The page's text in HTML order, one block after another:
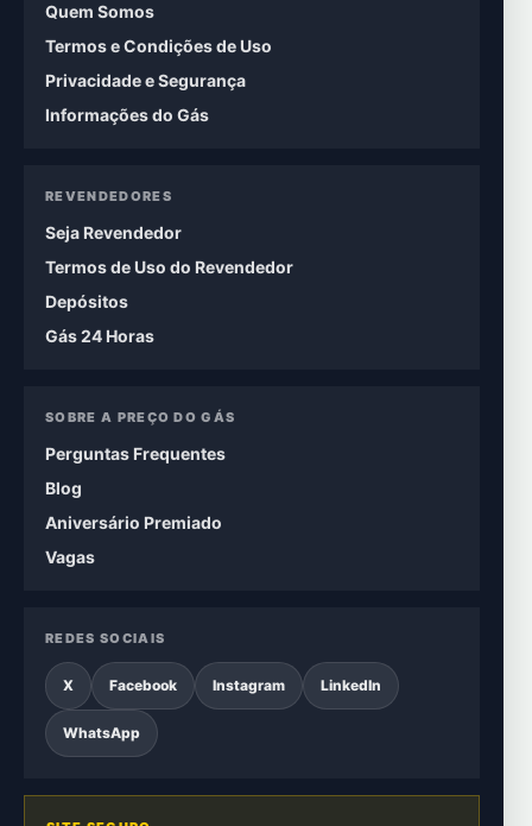
Quem Somos
Termos e Condições de Uso
Privacidade e Segurança
Informações do Gás
REVENDEDORES
Seja Revendedor
Termos de Uso do Revendedor
Depósitos
Gás 24 Horas
SOBRE A PREÇO DO GÁS
Perguntas Frequentes
Blog
Aniversário Premiado
Vagas
REDES SOCIAIS
X Facebook Instagram LinkedIn
WhatsApp